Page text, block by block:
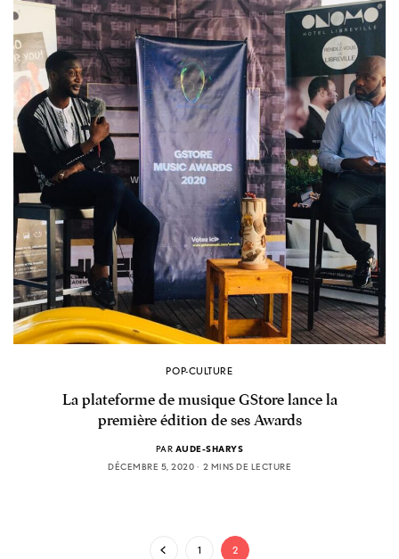
POP-CULTURE
La plateforme de musique GStore lance la
première édition de ses Awards
PAR AUDE-SHARYS
DÉCEMBRE 5, 2020
2 MINS DE LECTURE
1 2